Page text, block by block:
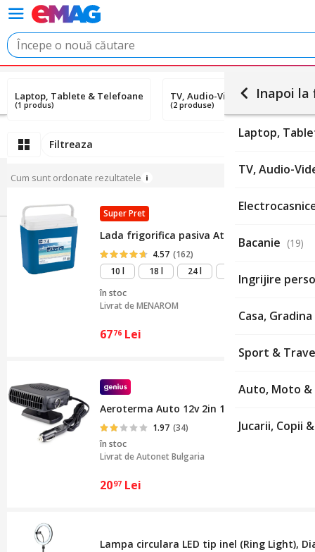
Inapoi
Laptop,
TV, Audio-
Bacanie (19)
Ingrijire
Casa,
Sport &
Auto, Moto &
Jucarii, Copii
Laptop, Tablete & Telefoane
(1 produs)
TV, Audio-Video & Foto
(2 produse)
Filtreaza
Cum sunt ordonate rezultatele
Super Pret
Lada frigorifica pasiva Atlantic F1, 24 Litri
4.57 (162)
10 l
18 l 24 l
în stoc
Livrat deMENAROM
6776 Lei
Aeroterma Auto 12v 2in 1
1.97 (34)
în stoc
Livrat deAutonet Bulgaria
2097 Lei
Lampa circulara LED tip inel (Ring Light),